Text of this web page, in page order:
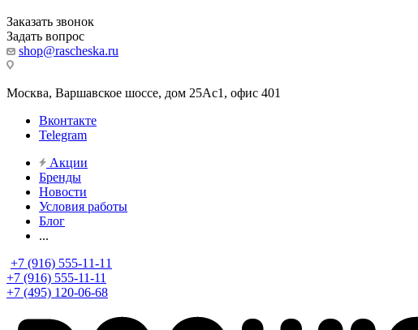
Заказать звонок
Задать вопрос
shop@rascheska.ru
Москва, Варшавское шоссе, дом 25Аc1, офис 401
Вконтакте
Telegram
Акции
Бренды
Новости
Условия работы
Блог
...
+7 (916) 555-11-11
+7 (916) 555-11-11
+7 (495) 120-06-68